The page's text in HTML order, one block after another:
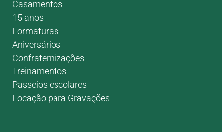
Casamentos
15 anos
Formaturas
Aniversários
Confraternizações
Treinamentos
Passeios escolares
Locação para Gravações